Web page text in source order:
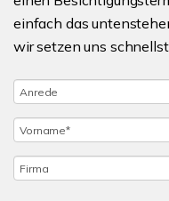
einfach das
wir setzen uns